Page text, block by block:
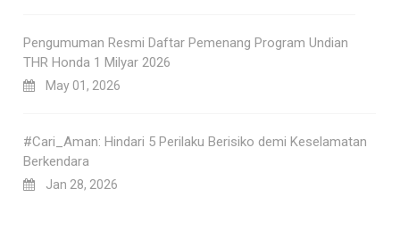
Pengumuman Resmi Daftar Pemenang Program Undian
THR Honda 1 Milyar 2026
May 01, 2026
#Cari_Aman: Hindari 5 Perilaku Berisiko demi Keselamatan
Berkendara
Jan 28, 2026